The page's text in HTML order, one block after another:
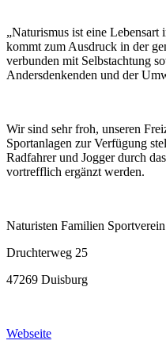
„Naturismus ist eine
kommt zum Ausdruck in der
verbunden mit Selbstachtung
Andersdenkenden und der
Wir sind sehr froh, unseren
Sportanlagen zur Verfügung
Radfahrer und Jogger durch
vortrefflich ergänzt werden.
Naturisten Familien
Druchterweg 25
47269 Duisburg
Webseite